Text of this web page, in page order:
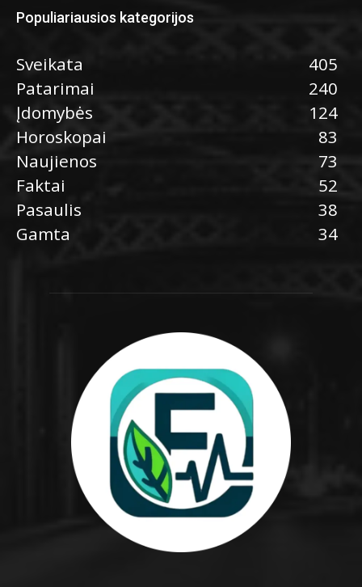
Populiariausios kategorijos
Sveikata
405
Patarimai
240
Įdomybės
124
Horoskopai
83
Naujienos
73
Faktai
52
Pasaulis
38
Gamta
34